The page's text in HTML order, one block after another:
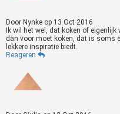
Door Nynke op 13 Oct 2016
Ik wil het wel, dat koken of eigenlijk
dan voor moet koken, dat is soms
lekkere inspiratie biedt.
Reageren